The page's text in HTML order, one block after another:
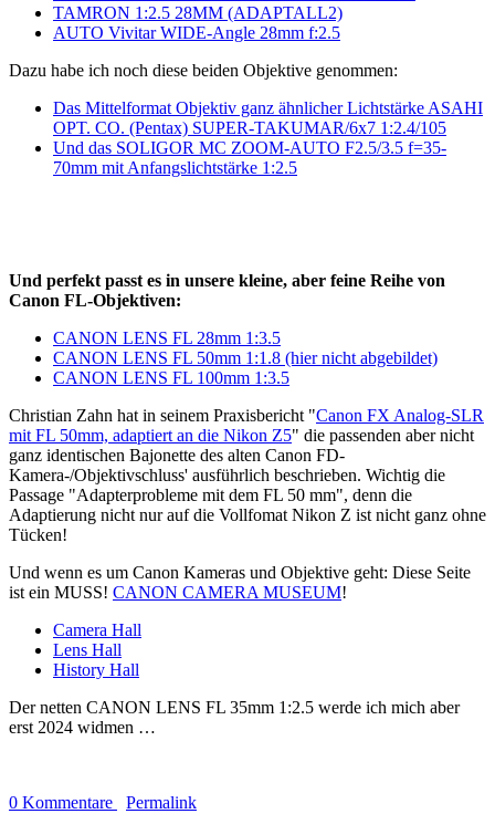
TAMRON 1:2.5 28MM (ADAPTALL2)
AUTO Vivitar WIDE-Angle 28mm f:2.5
Dazu habe ich noch diese beiden Objektive genommen:
Das Mittelformat Objektiv ganz ähnlicher Lichtstärke ASAHI
OPT. CO. (Pentax) SUPER-TAKUMAR/6x7 1:2.4/105
Und das SOLIGOR MC ZOOM-AUTO F2.5/3.5 f=35-
70mm mit Anfangslichtstärke 1:2.5
Und perfekt passt es in unsere kleine, aber feine Reihe von
Canon FL-Objektiven:
CANON LENS FL 28mm 1:3.5
CANON LENS FL 50mm 1:1.8 (hier nicht abgebildet)
CANON LENS FL 100mm 1:3.5
Christian Zahn hat in seinem Praxisbericht "Canon FX Analog-SLR
mit FL 50mm, adaptiert an die Nikon Z5" die passenden aber nicht
ganz identischen Bajonette des alten Canon FD-
Kamera-/Objektivschluss' ausführlich beschrieben. Wichtig die
Passage "Adapterprobleme mit dem FL 50 mm", denn die
Adaptierung nicht nur auf die Vollfomat Nikon Z ist nicht ganz ohne
Tücken!
Und wenn es um Canon Kameras und Objektive geht: Diese Seite
ist ein MUSS! CANON CAMERA MUSEUM!
Camera Hall
Lens Hall
History Hall
Der netten CANON LENS FL 35mm 1:2.5 werde ich mich aber
erst 2024 widmen …
0 Kommentare
Permalink